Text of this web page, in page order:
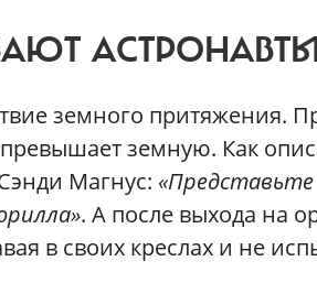
земного притяжения.
превышает земную. Как
Магнус: «Представьте
. А после выхода на
в своих креслах и не